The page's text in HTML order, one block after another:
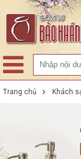
Trang chủ Khách